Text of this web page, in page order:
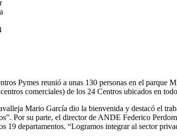
Pymes reunió a unas 130 personas en el parque
comerciales) de los 24 Centros ubicados en
Mario García dio la bienvenida y destacó el
Por su parte, el director de ANDE Federico
19 departamentos. “Logramos integrar al sector